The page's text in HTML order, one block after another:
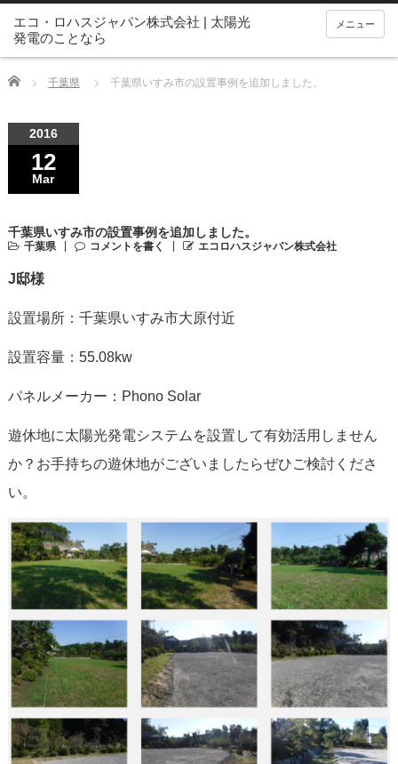
メニュー
Home 千葉県 千葉県いすみ市の設置事例を追加しました。
2016
12
Mar
千葉県いすみ市の設置事例を追加しました。
千葉県 コメントを書く エコロハスジャパン株式会社
J邸様
設置場所：千葉県いすみ市大原付近
設置容量：55.08kw
パネルメーカー：Phono Solar
遊休地に太陽光発電システムを設置して有効活用しません
か？お手持ちの遊休地がございましたらぜひご検討くださ
い。